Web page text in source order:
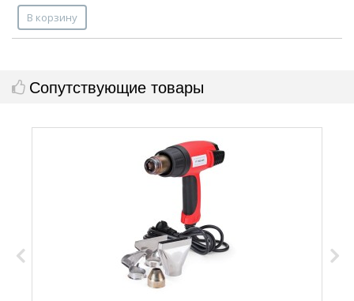
В корзину
Сопутствующие товары